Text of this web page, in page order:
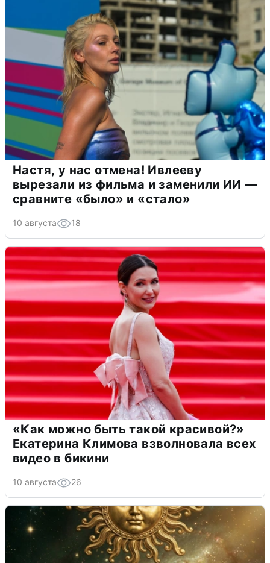
Настя, у нас отмена! Ивлееву
вырезали из фильма и заменили ИИ —
сравните «было» и «стало»
10 августа 18
«Как можно быть такой красивой?»
Екатерина Климова взволновала всех
видео в бикини
10 августа 26